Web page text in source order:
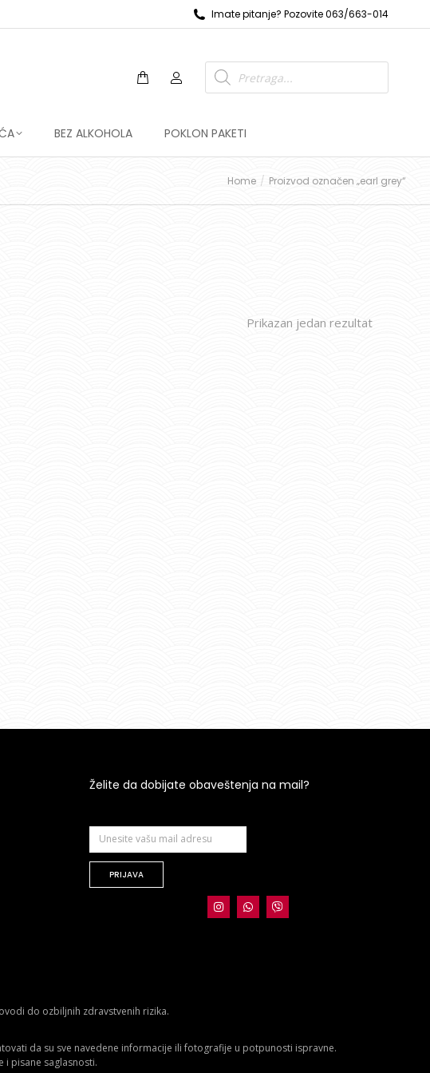
Imate pitanje? Pozovite 063/663-014
BEZ ALKOHOLA POKLON PAKETI
Home Proizvod označen „earl grey“
Prikazan jedan rezultat
Želite da dobijate obaveštenja na mail?
PRIJAVA
do ozbiljnih zdravstvenih rizika.
da su sve navedene informacije ili fotografije u potpunosti ispravne.
pisane saglasnosti.